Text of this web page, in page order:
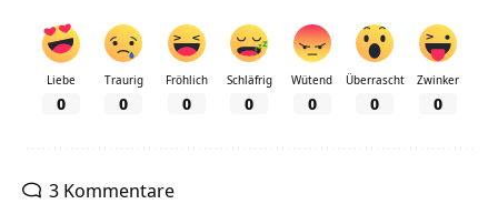
Liebe
0
Traurig
0
Fröhlich
0
Schläfrig
0
Wütend
0
Überrascht
0
Zwinker
0
3 Kommentare